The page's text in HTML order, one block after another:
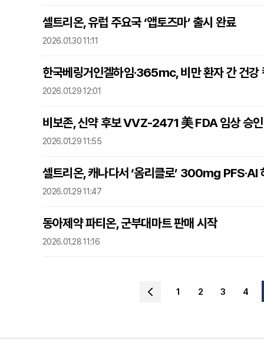
셀트리온, 유럽 주요국 ‘앱토즈마’ 출시 완료
2026.01.30 11:11
한국베링거인겔하임·365mc, 비만 환자 간 건강
2026.01.29 12:01
비보존, 신약 후보 VVZ-2471 美 FDA 임상 승인
2026.01.29 11:55
셀트리온, 캐나다서 ‘옴리클로’ 300mg PFS·AI
2026.01.29 11:47
동아제약 파티온, 군부대마트 판매 시작
2026.01.28 11:16
1 2 3 4